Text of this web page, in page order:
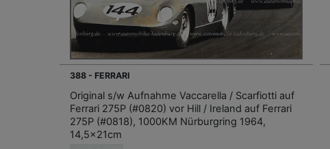
388 - FERRARI
Original s/w Aufnahme Vaccarella / Scarfiotti auf
Ferrari 275P (#0820) vor Hill / Ireland auf Ferrari
275P (#0818), 1000KM Nürburgring 1964,
14,5x21cm